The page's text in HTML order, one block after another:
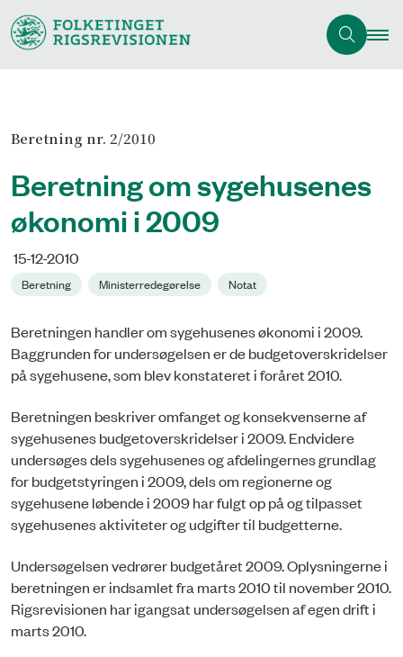
Beretning nr. 2/2010
Beretning om sygehusenes
økonomi i 2009
15-12-2010
Beretning Ministerredegørelse Notat
Beretningen handler om sygehusenes økonomi i 2009.
Baggrunden for undersøgel­sen er de budgetoverskridelser
på sygehusene, som blev konstateret i foråret 2010.
Beretningen beskriver omfanget og konsekvenserne af
sygehusenes budgetoverskridelser i 2009. Endvidere
undersøges dels sygehusenes og afdelingernes grundlag
for budgetstyringen i 2009, dels om regionerne og
sygehusene løbende i 2009 har fulgt op på og tilpasset
sygehusenes aktiviteter og udgifter til budgetterne.
Undersøgelsen vedrører budgetåret 2009. Oplysningerne i
beretningen er indsamlet fra marts 2010 til november 2010.
Rigsrevisionen har igangsat undersøgelsen af egen drift i
marts 2010.